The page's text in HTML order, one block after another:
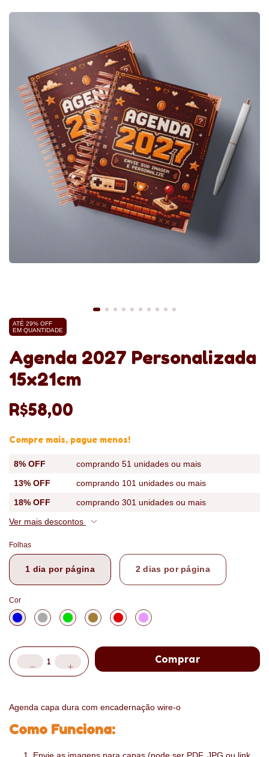
ATÉ 29% OFF
EM QUANTIDADE
Agenda 2027 Personalizada
15x21cm
R$58,00
Compre mais, pague menos!
8% OFF
comprando 51 unidades ou mais
13% OFF
comprando 101 unidades ou mais
18% OFF
comprando 301 unidades ou mais
Ver mais descontos
Folhas
1 dia por página 2 dias por página
Cor
Agenda capa dura com encadernação wire-o
Como Funciona:
Envie as imagens para capas (pode ser PDF, JPG ou link